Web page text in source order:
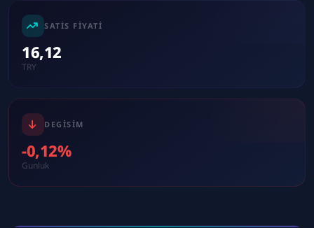
SATIS FIYATI
16,12
TRY
DEGISIM
-0,12%
Gunluk